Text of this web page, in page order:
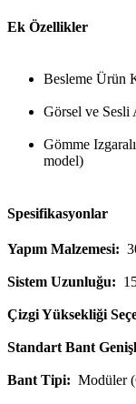
Ek Özellikler
Besleme Ürün
Görsel ve Sesli
Gömme
model)
Spesifikasyonlar
Yapım Malzemesi:
Sistem Uzunluğu:
Çizgi Yüksekliği
Standart Bant
Bant Tipi: Modüler